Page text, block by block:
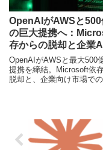
OpenAIがAWSと500
の巨大提携へ：
存からの脱却と企業
の行方
OpenAIがAWSと最大500
提携を締結。Microsoft依
脱却と、企業向け市場での